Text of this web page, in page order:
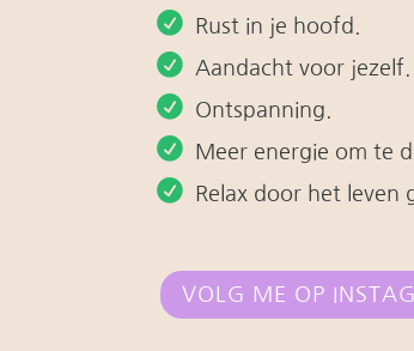
Rust in je hoofd.
Aandacht voor jezelf.
Ontspanning.
Meer energie om te
Relax door het leven
VOLG ME OP